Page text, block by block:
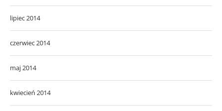
lipiec 2014
czerwiec 2014
maj 2014
kwiecień 2014